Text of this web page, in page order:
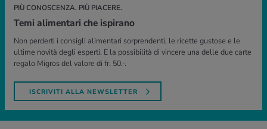
PIÙ CONOSCENZA. PIÙ PIACERE.
Temi alimentari che ispirano
Non perderti i consigli alimentari sorprendenti, le ricette gustose e le
ultime novità degli esperti. E la possibilità di vincere una delle due carte
regalo Migros del valore di fr. 50.-.
ISCRIVITI ALLA NEWSLETTER